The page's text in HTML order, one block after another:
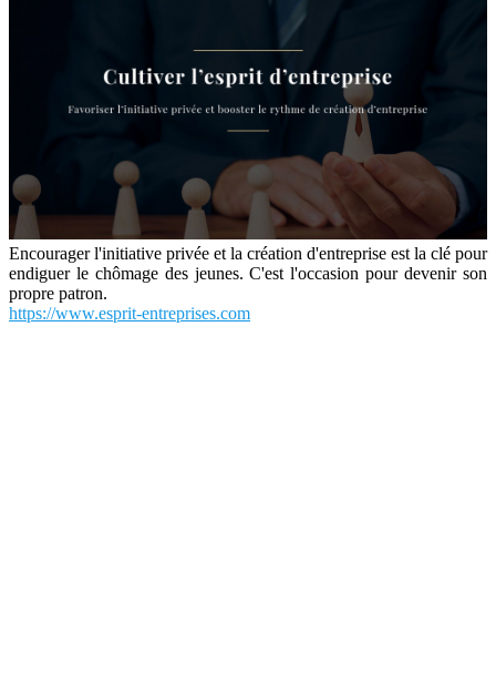
Encourager l'initiative privée et la création d'entreprise est la clé pour
endiguer le chômage des jeunes. C'est l'occasion pour devenir son
propre patron.
https://www.esprit-entreprises.com